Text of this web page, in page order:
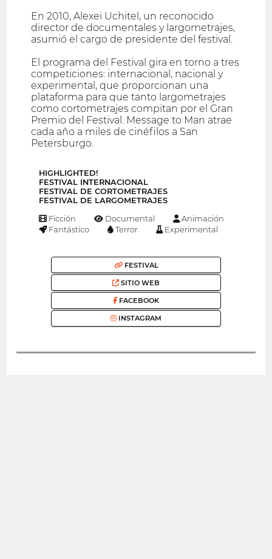
En 2010, Alexei Uchitel, un reconocido
director de documentales y largometrajes,
asumió el cargo de presidente del festival.
El programa del Festival gira en torno a tres
competiciones: internacional, nacional y
experimental, que proporcionan una
plataforma para que tanto largometrajes
como cortometrajes compitan por el Gran
Premio del Festival. Message to Man atrae
cada año a miles de cinéfilos a San
Petersburgo.
HIGHLIGHTED!
FESTIVAL INTERNACIONAL
FESTIVAL DE CORTOMETRAJES
FESTIVAL DE LARGOMETRAJES
Ficción Documental
Animación
Fantástico
Terror Experimental
FESTIVAL
SITIO WEB
FACEBOOK
INSTAGRAM